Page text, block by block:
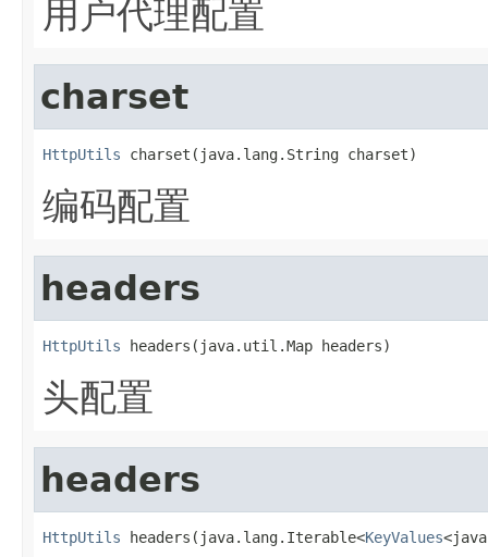
用户代理配置
charset
HttpUtils charset(java.lang.String charset)
编码配置
headers
HttpUtils headers(java.util.Map headers)
头配置
headers
HttpUtils headers(java.lang.Iterable<KeyValues